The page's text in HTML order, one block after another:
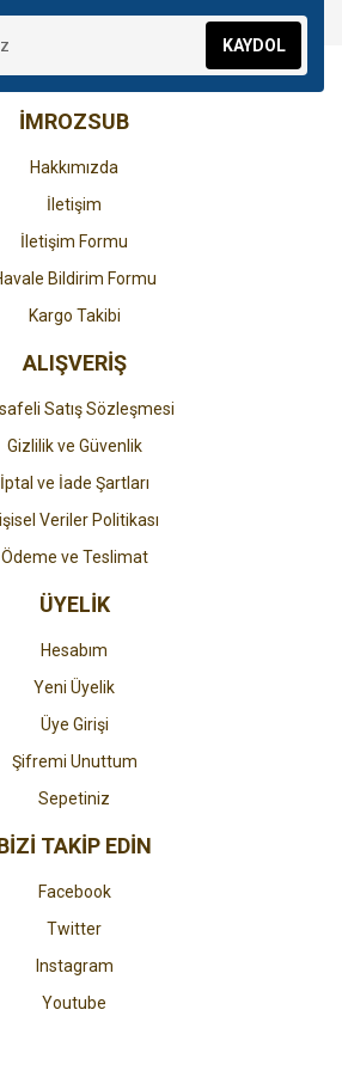
bozuk veya görüntülenemiyor.
eksik bilgiler bulunuyor.
bulunuyor.
daha pahalı.
Gönder
KAYDOL
İMROZSUB
Hakkımızda
İletişim
İletişim Formu
Bildirim Formu
Kargo Takibi
ALIŞVERİŞ
Satış Sözleşmesi
Gizlilik ve Güvenlik
İptal ve İade Şartları
Veriler Politikası
Ödeme ve Teslimat
ÜYELİK
Hesabım
Yeni Üyelik
Üye Girişi
Şifremi Unuttum
Sepetiniz
TAKİP EDİN
Facebook
Twitter
Instagram
Youtube